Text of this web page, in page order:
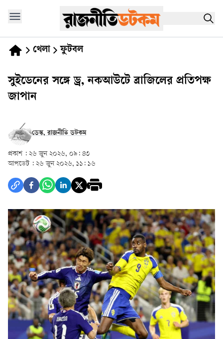
খেলা ফুটবল
সুইডেনের সঙ্গে ড্র, নকআউটে ব্রাজিলের প্রতিপক্ষ
জাপান
ডেস্ক, রাজনীতি ডটকম
প্রকাশ : ২৬ জুন ২০২৬, ০৯: ৪৩
আপডেট : ২৬ জুন ২০২৬, ১১: ১৬